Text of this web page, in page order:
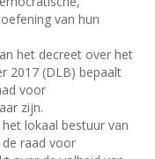
van hun
het decreet over het
2017 (DLB) bepaalt
voor
zijn.
lokaal bestuur van
raad voor